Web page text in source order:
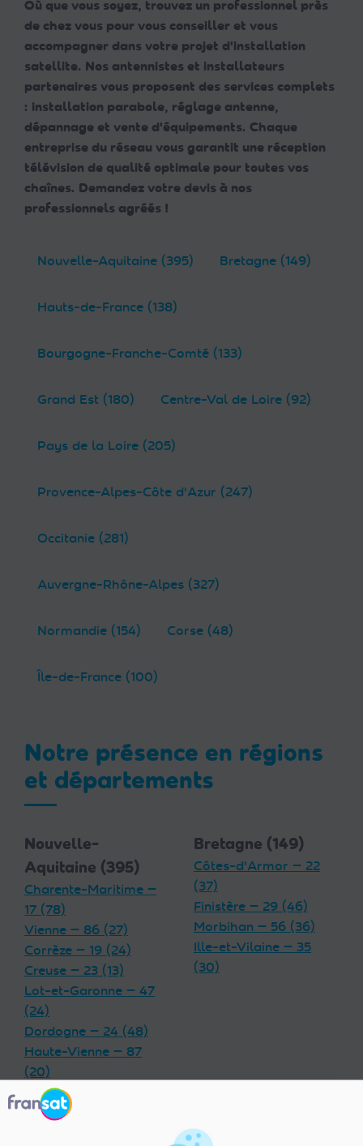
Où que vous soyez, trouvez un professionnel près
de chez vous pour vous conseiller et vous
accompagner dans votre projet d'installation
satellite. Nos antennistes et installateurs
partenaires vous proposent des services complets
: installation parabole, réglage antenne,
dépannage et vente d'équipements. Chaque
entreprise du réseau vous garantit une réception
télévision de qualité optimale pour toutes vos
chaînes. Demandez votre devis à nos
professionnels agréés !
Nouvelle-Aquitaine (395) Bretagne (149)
Hauts-de-France (138)
Bourgogne-Franche-Comté (133)
Grand Est (180) Centre-Val de Loire (92)
Pays de la Loire (205)
Provence-Alpes-Côte d'Azur (247)
Occitanie (281)
Auvergne-Rhône-Alpes (327)
Normandie (154) Corse (48)
Île-de-France (100)
Notre présence en régions
et départements
Nouvelle-
Aquitaine (395)
Charente-Maritime —
17 (78)
Vienne — 86 (27)
Corrèze — 19 (24)
Creuse — 23 (13)
Lot-et-Garonne — 47
(24)
Dordogne — 24 (48)
Haute-Vienne — 87
(20)
Charente — 16 (32)
Landes — 40 (33)
Bretagne (149)
Côtes-d'Armor — 22
(37)
Finistère — 29 (46)
Morbihan — 56 (36)
Ille-et-Vilaine — 35
(30)